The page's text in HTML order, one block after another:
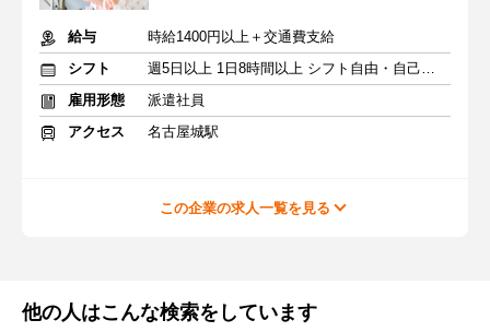
給与
時給1400円以上＋交通費支給
シフト
週5日以上 1日8時間以上 シフト自由・自己申告
雇用形態
派遣社員
アクセス
名古屋城駅
この企業の求人一覧を見る
他の人はこんな検索をしています